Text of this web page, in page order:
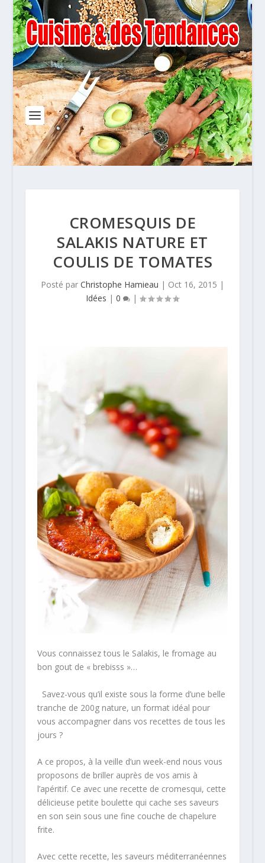
CROMESQUIS DE
SALAKIS NATURE ET
COULIS DE TOMATES
Posté par Christophe Hamieau | Oct 16, 2015 |
Idées |0 |
Vous connaissez tous le Salakis, le fromage au
bon gout de « brebisss »…
Savez-vous qu’il existe sous la forme d’une belle
tranche de 200g nature, un format idéal pour
vous accompagner dans vos recettes de tous les
jours ?
A ce propos, à la veille d’un week-end nous vous
proposons de briller auprès de vos amis à
l’apéritif. Ce avec une recette de cromesqui, cette
délicieuse petite boulette qui cache ses saveurs
en son sein sous une fine couche de chapelure
frite.
Avec cette recette, les saveurs méditerranéennes